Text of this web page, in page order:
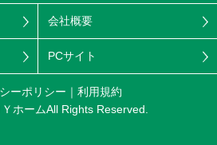
会社概要
PCサイト
ーポリシー
利用規約
ホームAll Rights Reserved.